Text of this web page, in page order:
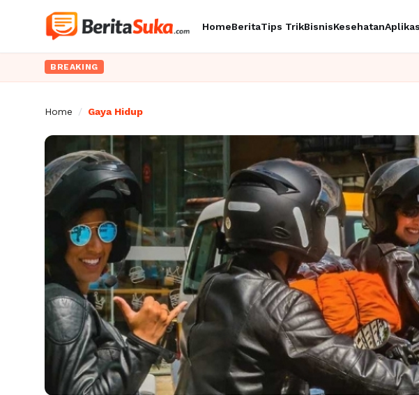
HomeBeritaTips TrikBisnisKesehatan
BREAKING
Home / Gaya Hidup